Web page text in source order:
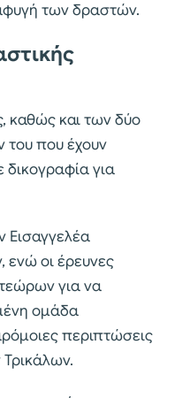
των δραστών.
καθώς και των δύο
που έχουν
δικογραφία για
Εισαγγελέα
ενώ οι έρευνες
για να
ομάδα
περιπτώσεις